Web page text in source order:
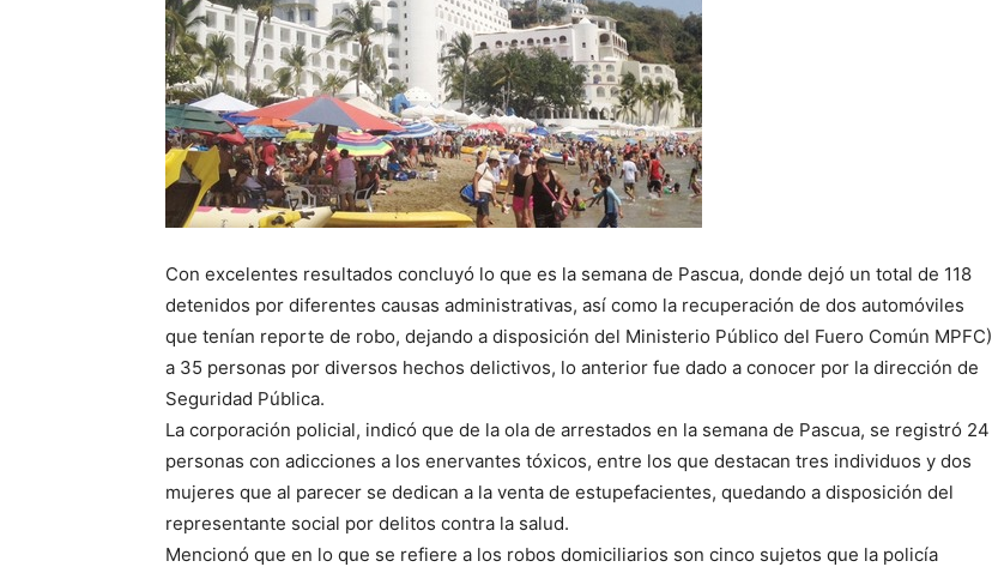
Con excelentes resultados concluyó lo que es la semana de Pascua, donde dejó un total de 118
detenidos por diferentes causas administrativas, así como la recuperación de dos automóviles
que tenían reporte de robo, dejando a disposición del Ministerio Público del Fuero Común MPFC)
a 35 personas por diversos hechos delictivos, lo anterior fue dado a conocer por la dirección de
Seguridad Pública.
La corporación policial, indicó que de la ola de arrestados en la semana de Pascua, se registró 24
personas con adicciones a los enervantes tóxicos, entre los que destacan tres individuos y dos
mujeres que al parecer se dedican a la venta de estupefacientes, quedando a disposición del
representante social por delitos contra la salud.
Mencionó que en lo que se refiere a los robos domiciliarios son cinco sujetos que la policía